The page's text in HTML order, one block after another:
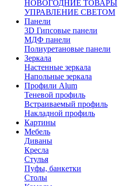
НОВОГОДНИЕ ТОВАРЫ
УПРАВЛЕНИЕ СВЕТОМ
Панели
3D Гипсовые панели
МДФ панели
Полиуретановые панели
Зеркала
Настенные зеркала
Напольные зеркала
Профили Alum
Теневой профиль
Встраиваемый профиль
Накладной профиль
Картины
Мебель
Диваны
Кресла
Стулья
Пуфы, банкетки
Столы